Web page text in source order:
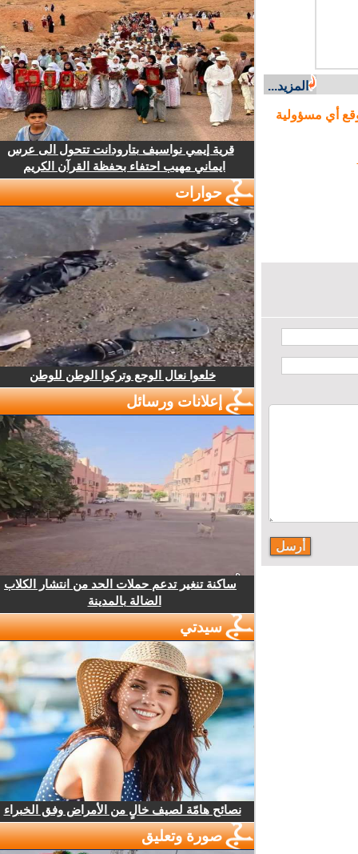
المزيد...
أي مسؤولية
قرية إيمي نواسيف بتارودانت تتحول الى عرس
ايماني مهيب احتفاء بحفظة القرآن الكريم
حوارات
خلعوا نعال الوجع وتركوا الوطن للوطن
إعلانات ورسائل
ساكنة تنغير تدعم حملات الحد من انتشار الكلاب
الضالة بالمدينة
سيدتي
نصائح هامّة لصيف خالٍ من الأمراض وفق الخبراء
صورة وتعليق